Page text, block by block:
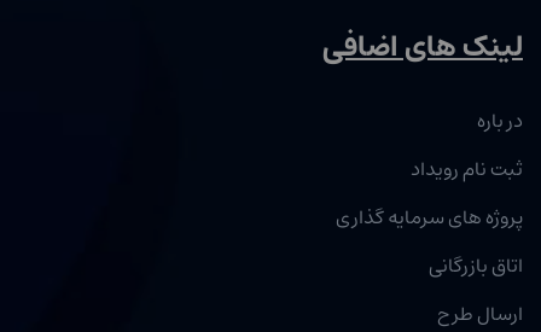
لینک های اضافی
در باره
ثبت نام رویداد
پروژه های سرمایه گذاری
اتاق بازرگانی
ارسال طرح